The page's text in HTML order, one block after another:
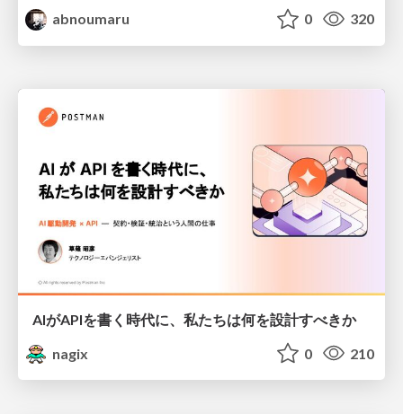
abnoumaru
0 320
AIがAPIを書く時代に、私たちは何を設計すべきか
nagix
0 210